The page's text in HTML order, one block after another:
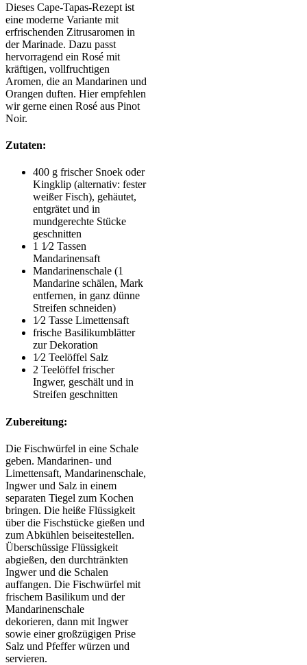
Dieses Cape-Tapas-Rezept ist
eine moderne Variante mit
erfrischenden Zitrusaromen in
der Marinade. Dazu passt
hervorragend ein Rosé mit
kräftigen, vollfruchtigen
Aromen, die an Mandarinen und
Orangen duften. Hier empfehlen
wir gerne einen Rosé aus Pinot
Noir.
Zutaten:
400 g frischer Snoek oder
Kingklip (alternativ: fester
weißer Fisch), gehäutet,
entgrätet und in
mundgerechte Stücke
geschnitten
1 1⁄2 Tassen
Mandarinensaft
Mandarinenschale (1
Mandarine schälen, Mark
entfernen, in ganz dünne
Streifen schneiden)
1⁄2 Tasse Limettensaft
frische Basilikumblätter
zur Dekoration
1⁄2 Teelöffel Salz
2 Teelöffel frischer
Ingwer, geschält und in
Streifen geschnitten
Zubereitung:
Die Fischwürfel in eine Schale
geben. Mandarinen- und
Limettensaft, Mandarinenschale,
Ingwer und Salz in einem
separaten Tiegel zum Kochen
bringen. Die heiße Flüssigkeit
über die Fischstücke gießen und
zum Abkühlen beiseitestellen.
Überschüssige Flüssigkeit
abgießen, den durchtränkten
Ingwer und die Schalen
auffangen. Die Fischwürfel mit
frischem Basilikum und der
Mandarinenschale
dekorieren, dann mit Ingwer
sowie einer großzügigen Prise
Salz und Pfeffer würzen und
servieren.